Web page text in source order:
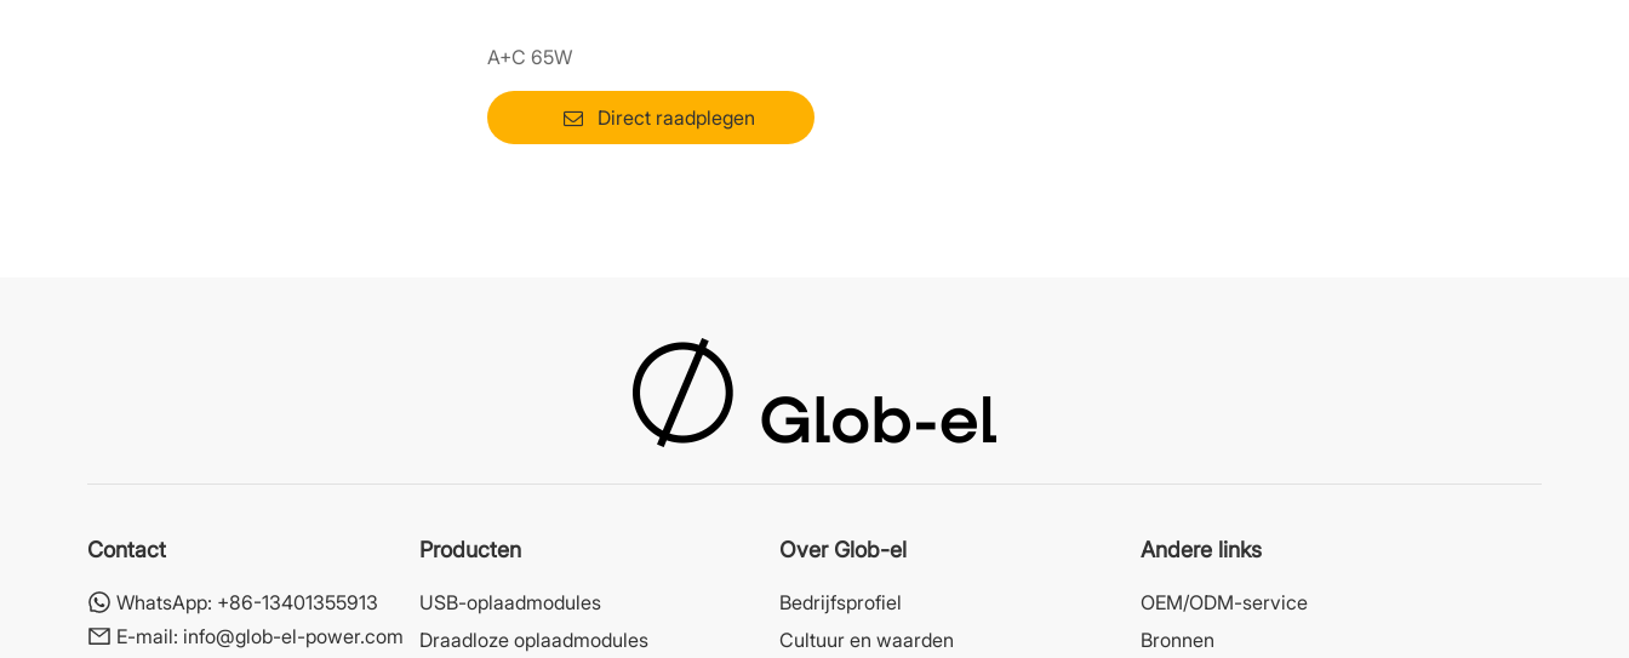
A+C 65W
Direct raadplegen
Contact
WhatsApp: +86-13401355913
E-mail: info@glob-el-power.com
Producten
USB-oplaadmodules
Draadloze oplaadmodules
Over Glob-el
Bedrijfsprofiel
Cultuur en waarden
Andere links
OEM/ODM-service
Bronnen